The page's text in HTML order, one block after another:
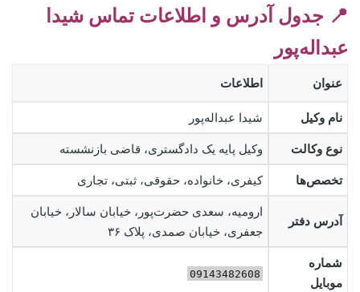
📍 جدول آدرس و اطلاعات تماس شیدا
عبداله‌پور
عنوان اطلاعات
نام وکیل شیدا عبداله‌پور
نوع وکالت وکیل پایه یک دادگستری، قاضی بازنشسته
تخصص‌ها کیفری، خانواده، حقوقی، ثبتی، تجاری
آدرس دفتر
ارومیه، سعدی حضرت‌پور، خیابان سالار، خیابان
جعفری، خیابان صمدی، پلاک ۳۶
شماره
موبایل
09143482608